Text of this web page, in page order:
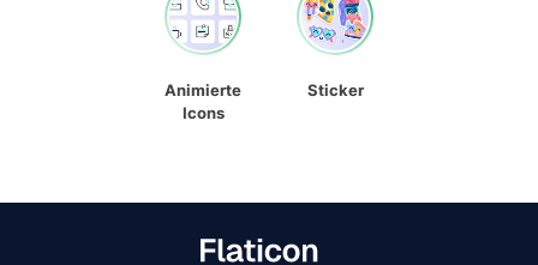
Animierte
Icons
Sticker